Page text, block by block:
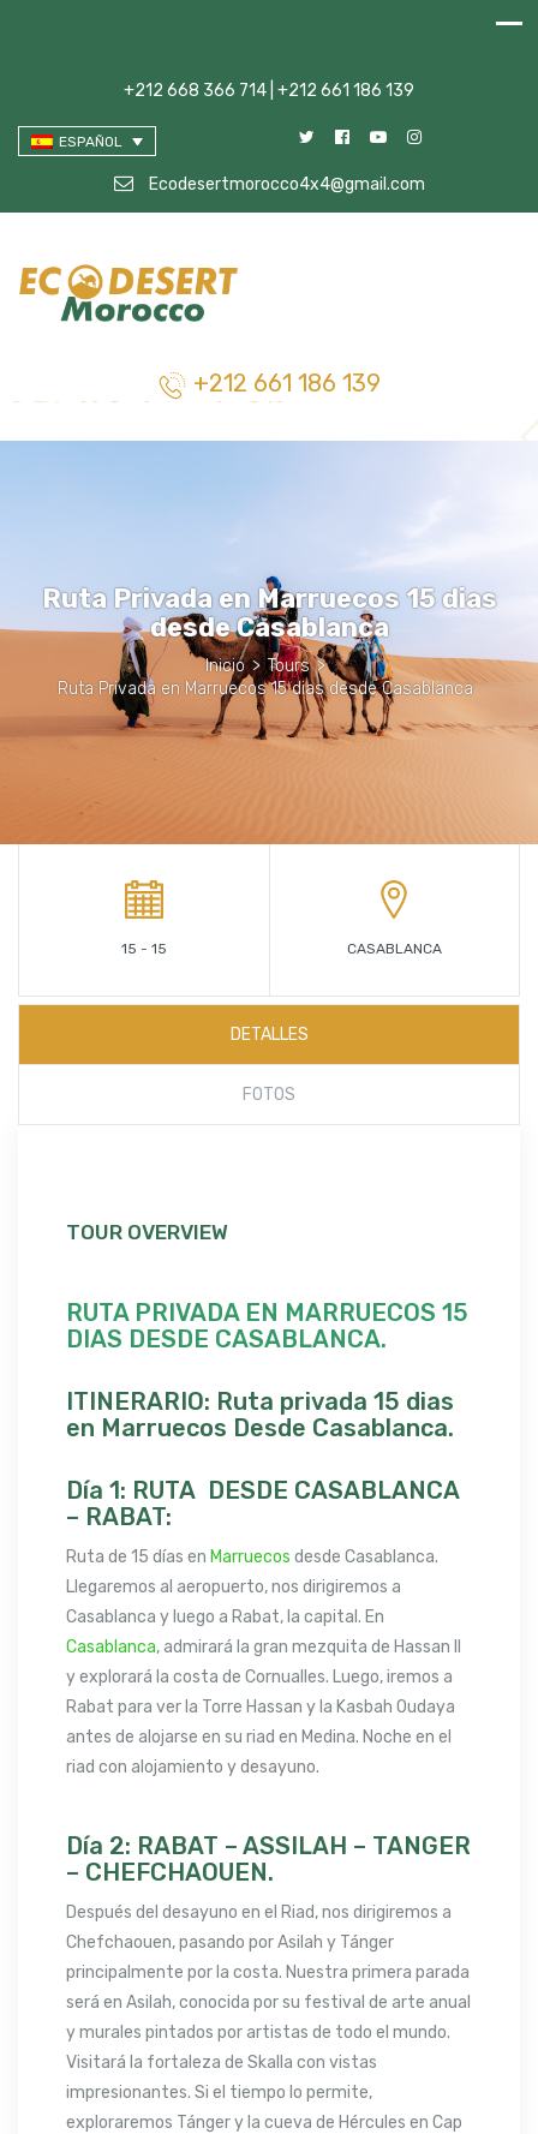
+212 668 366 714 | +212 661 186 139
ESPAÑOL
Ecodesertmorocco4x4@gmail.com
+212 661 186 139
Ruta Privada en Marruecos 15 dias
desde Casablanca
Inicio > Tours >
Ruta Privada en Marruecos 15 dias desde Casablanca
15 - 15 CASABLANCA
DETALLES
FOTOS
TOUR OVERVIEW
RUTA PRIVADA EN MARRUECOS 15
DIAS DESDE CASABLANCA.
ITINERARIO: Ruta privada 15 dias
en Marruecos Desde Casablanca.
Día 1: RUTA DESDE CASABLANCA
– RABAT:
Ruta de 15 días en Marruecos desde Casablanca.
Llegaremos al aeropuerto, nos dirigiremos a
Casablanca y luego a Rabat, la capital. En
Casablanca, admirará la gran mezquita de Hassan II
y explorará la costa de Cornualles. Luego, iremos a
Rabat para ver la Torre Hassan y la Kasbah Oudaya
antes de alojarse en su riad en Medina. Noche en el
riad con alojamiento y desayuno.
Día 2: RABAT – ASSILAH – TANGER
– CHEFCHAOUEN.
Después del desayuno en el Riad, nos dirigiremos a
Chefchaouen, pasando por Asilah y Tánger
principalmente por la costa. Nuestra primera parada
será en Asilah, conocida por su festival de arte anual
y murales pintados por artistas de todo el mundo.
Visitará la fortaleza de Skalla con vistas
impresionantes. Si el tiempo lo permite,
exploraremos Tánger y la cueva de Hércules en Cap